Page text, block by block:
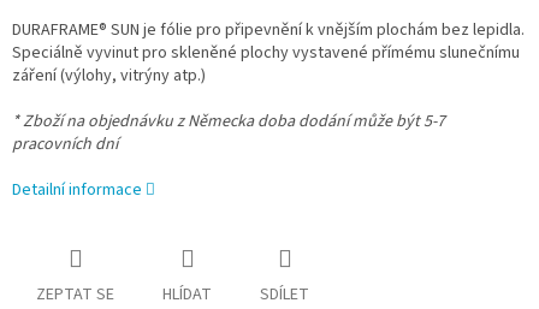
DURAFRAME® SUN je fólie pro připevnění k vnějším plochám bez lepidla.
Speciálně vyvinut pro skleněné plochy vystavené přímému slunečnímu
záření (výlohy, vitrýny atp.)
* Zboží na objednávku z Německa doba dodání může být 5-7
pracovních dní
Detailní informace
ZEPTAT SE HLÍDAT SDÍLET